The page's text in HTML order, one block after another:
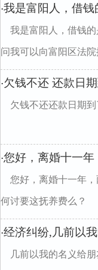
·我是富阳人，借
我是富阳人，借钱
问我可以向富阳区法
·欠钱不还 还款日
欠钱不还还款日期到
·您好，离婚十一
您好，离婚十一年
何讨要这抚养费么？
·经济纠纷,几前以
几前以我的名义给